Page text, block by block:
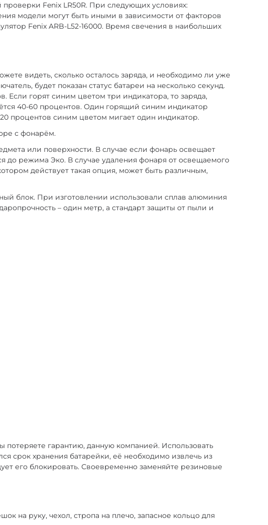
Fenix LR50R. При следующих условиях:
модели могут быть иными в зависимости от факторов
Fenix ARB-L52-16000. Время свечения в наибольших
видеть, сколько осталось заряда, и необходимо ли уже
будет показан статус батареи на несколько секунд.
Если горят синим цветом три индикатора, то заряда,
40-60 процентов. Один горящий синим индикатор
процентов синим цветом мигает один индикатор.
с фонарём.
или поверхности. В случае если фонарь освещает
до режима Эко. В случае удаления фонаря от освещаемого
действует такая опция, может быть различным,
блок. При изготовлении использовали сплав алюминия
– один метр, а стандарт защиты от пыли и
гарантию, данную компанией. Использовать
срок хранения батарейки, её необходимо извлечь из
его блокировать. Своевременно заменяйте резиновые
на руку, чехол, стропа на плечо, запасное кольцо для